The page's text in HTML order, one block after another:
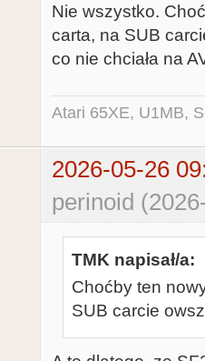
Nie wszystko.
carta, na SUB
co nie chciała na
Atari 65XE, U1MB,
2026-05-26
perinoid
TMK napisał/a:
Choćby ten
SUB carcie